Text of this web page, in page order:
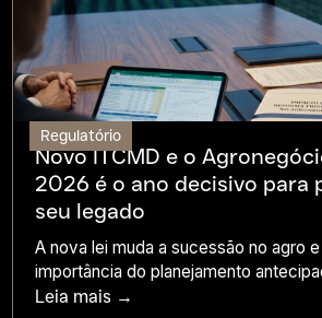
Regulatório
Novo ITCMD e o
2026 é o ano decisivo para
seu legado
A nova lei muda a sucessão no agro
importância do planejamento
Leia mais →